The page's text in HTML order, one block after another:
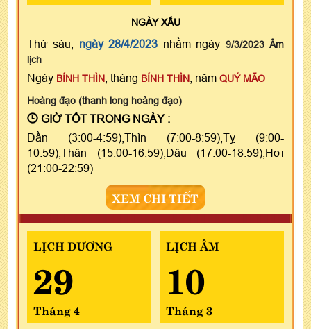
NGÀYXẤU
Thứ sáu, ngày 28/4/2023 nhằm ngày 9/3/2023 Âm
lịch
Ngày BÍNH THÌN , tháng BÍNH THÌN , năm QUÝ MÃO
Hoàng đạo (thanh long hoàng đạo)
GIỜ TỐT TRONG NGÀY :
Dần (3:00-4:59),Thìn (7:00-8:59),Tỵ (9:00-
10:59),Thân (15:00-16:59),Dậu (17:00-18:59),Hợi
(21:00-22:59)
XEM CHI TIẾT
LỊCH DƯƠNG
29
Tháng 4
LỊCH ÂM
10
Tháng 3